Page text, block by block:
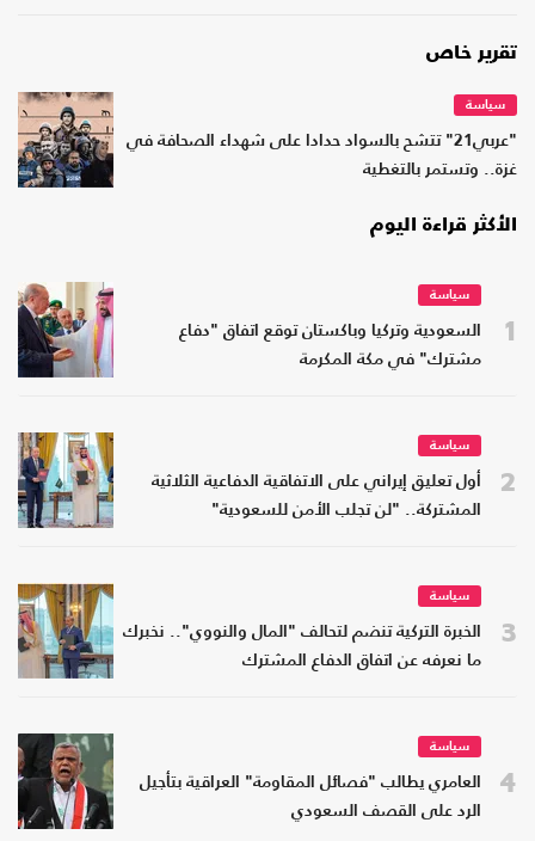
تقرير خاص
سياسة
"عربي21" تتشح بالسواد حدادا على شهداء الصحافة في
غزة.. وتستمر بالتغطية
الأكثر قراءة اليوم
1
سياسة
السعودية وتركيا وباكستان توقع اتفاق "دفاع
مشترك" في مكة المكرمة
2
سياسة
أول تعليق إيراني على الاتفاقية الدفاعية الثلاثية
المشتركة.. "لن تجلب الأمن للسعودية"
3
سياسة
الخبرة التركية تنضم لتحالف "المال والنووي".. نخبرك
ما نعرفه عن اتفاق الدفاع المشترك
4
سياسة
العامري يطالب "فصائل المقاومة" العراقية بتأجيل
الرد على القصف السعودي